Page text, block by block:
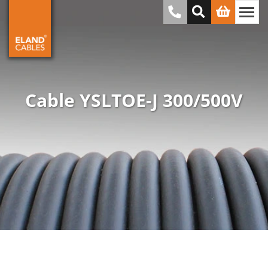
Cable YSLTOE-J 300/500V